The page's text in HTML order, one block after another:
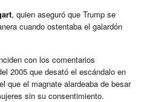
, quien aseguró que Trump se
cuando ostentaba el galardón
con los comentarios
2005 que desató el escándalo en
que el magnate alardeaba de besar
sin su consentimiento.